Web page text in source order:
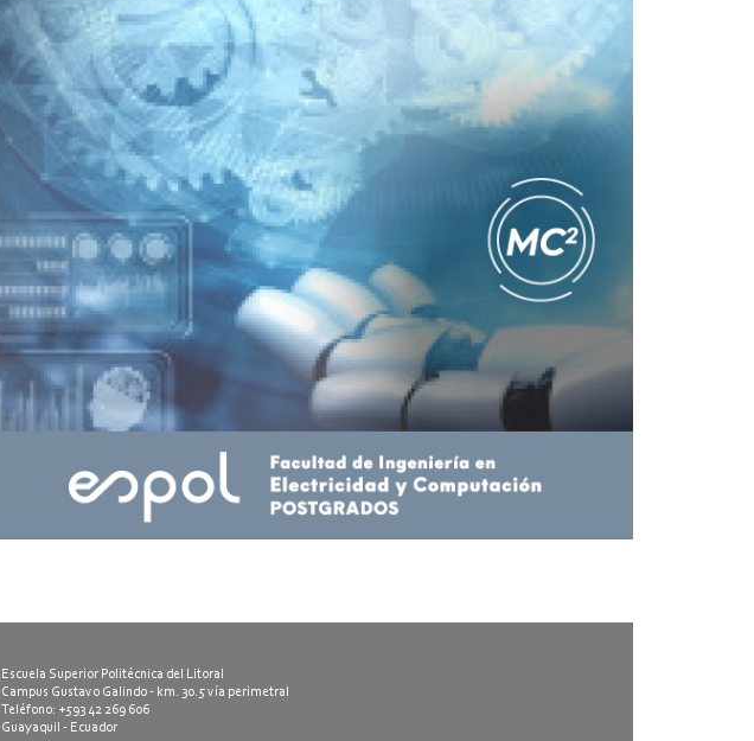
Escuela Superior Politécnica del Litoral
Campus Gustavo Galindo - km. 30.5 vía perimetral
Teléfono: +593 42 269 606
Guayaquil - Ecuador